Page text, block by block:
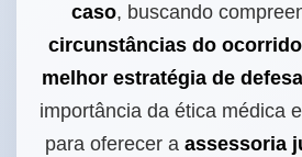
caso, buscando
circunstâncias do ocorrido
melhor estratégia de defesa
importância da ética médica
para oferecer a assessoria